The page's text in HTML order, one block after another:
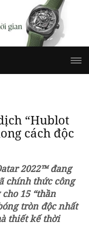
“Hublot
cách độc
2022™ đang
chính thức công
15 “thần
tròn độc nhất
thiết kế thời